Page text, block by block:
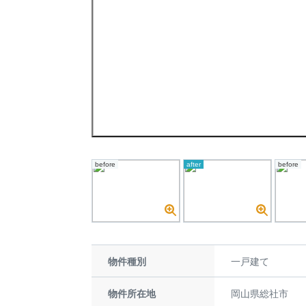
before after before
物件種別 一戸建て
物件所在地 岡山県総社市